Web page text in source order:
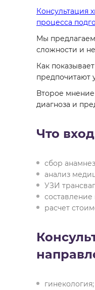
Консультация
процесса
Мы
сложности и
Как
предпочитают
Второе мнение
диагноза и
Что
сбор
анализ
УЗИ
расчет
гинекология;